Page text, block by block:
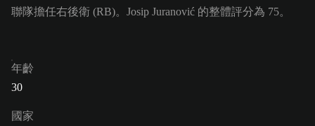
聯隊擔任右後衛 (RB)。Josip Juranović 的整體評分為 75。
年齡
30
國家